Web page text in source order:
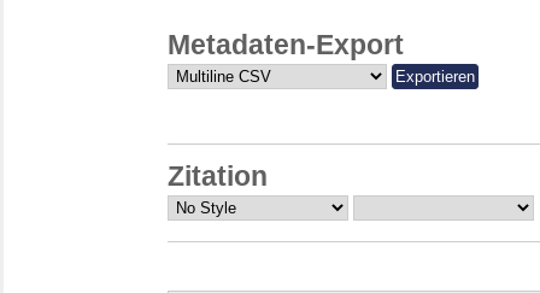
Metadaten-Export
Zitation